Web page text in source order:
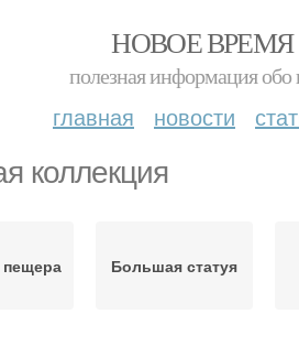
НОВОЕ ВРЕМЯ
полезная информация обо
главная новости
коллекция
Большая статуя